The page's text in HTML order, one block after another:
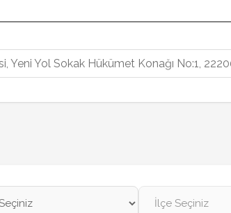
Yeni Yol Sokak Hükümet Konağı No:1,